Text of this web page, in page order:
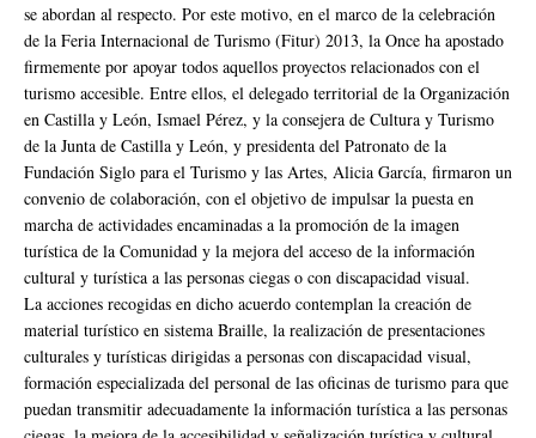
se abordan al respecto. Por este motivo, en el marco de la celebración
de la Feria Internacional de Turismo (Fitur) 2013, la Once ha apostado
firmemente por apoyar todos aquellos proyectos relacionados con el
turismo accesible. Entre ellos, el delegado territorial de la Organización
en Castilla y León, Ismael Pérez, y la consejera de Cultura y Turismo
de la Junta de Castilla y León, y presidenta del Patronato de la
Fundación Siglo para el Turismo y las Artes, Alicia García, firmaron un
convenio de colaboración, con el objetivo de impulsar la puesta en
marcha de actividades encaminadas a la promoción de la imagen
turística de la Comunidad y la mejora del acceso de la información
cultural y turística a las personas ciegas o con discapacidad visual.
La acciones recogidas en dicho acuerdo contemplan la creación de
material turístico en sistema Braille, la realización de presentaciones
culturales y turísticas dirigidas a personas con discapacidad visual,
formación especializada del personal de las oficinas de turismo para que
puedan transmitir adecuadamente la información turística a las personas